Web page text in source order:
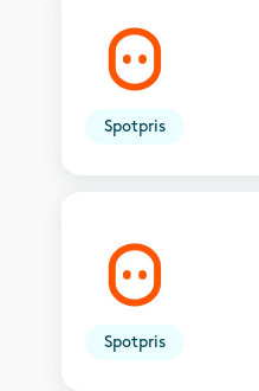
Spotpris
Spotpris